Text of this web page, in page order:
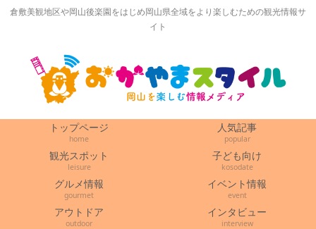
倉敷美観地区や岡山後楽園をはじめ岡山県全域をより楽しむための観光情報サ
イト
トップページ
home
人気記事
popular
観光スポット
leisure
子ども向け
kosodate
グルメ情報
gourmet
イベント情報
event
アウトドア
outdoor
インタビュー
interview